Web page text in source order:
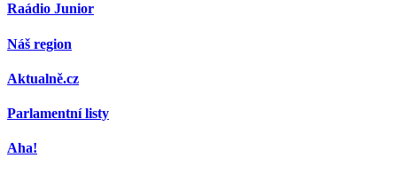
Raádio Junior
Náš region
Aktualně.cz
Parlamentní listy
Aha!